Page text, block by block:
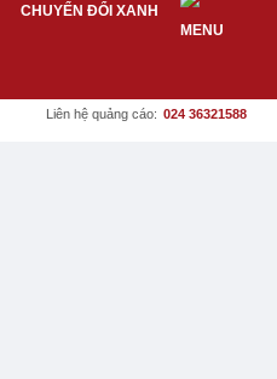
CHUYỂN ĐỔI XANH
Liên hệ quảng cáo: 024 36321588